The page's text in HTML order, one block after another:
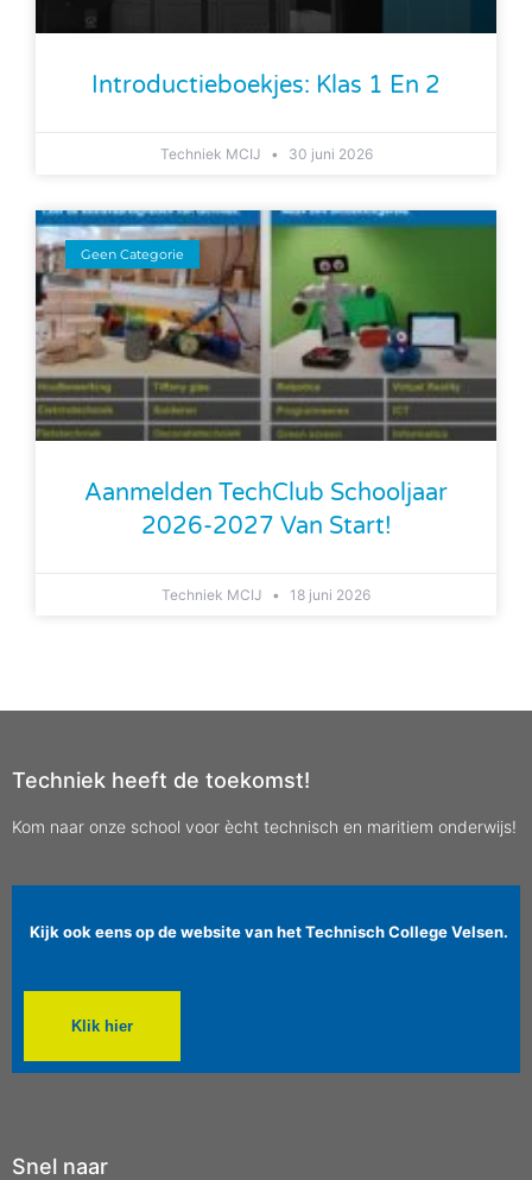
Introductieboekjes: Klas 1 En 2
Techniek MCIJ 30 juni 2026
Geen Categorie
Aanmelden TechClub Schooljaar
2026-2027 Van Start!
Techniek MCIJ 18 juni 2026
Techniek heeft de toekomst!
Kom naar onze school voor ècht technisch en maritiem onderwijs!
Kijk ook eens op de website van het Technisch College Velsen.
Klik hier
Snel naar